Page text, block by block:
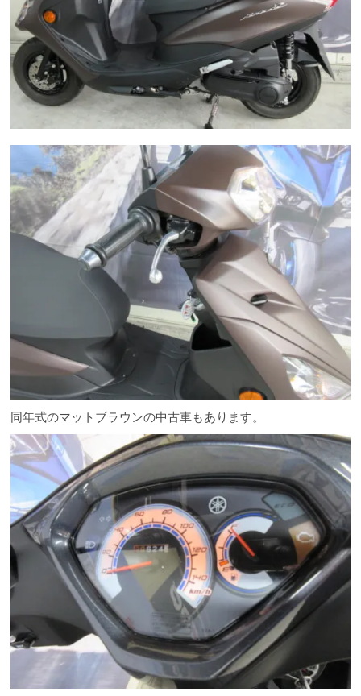
同年式のマットブラウンの中古車もあります。